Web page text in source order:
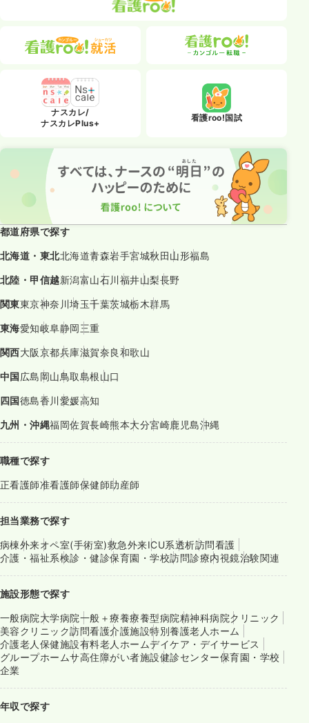
ナスカレ/
ナスカレPlus+
看護roo!国試
都道府県で探す
北海道・東北北海道青森岩手宮城秋田山形福島
北陸・甲信越新潟富山石川福井山梨長野
関東東京神奈川埼玉千葉茨城栃木群馬
東海愛知岐阜静岡三重
関西大阪京都兵庫滋賀奈良和歌山
中国広島岡山鳥取島根山口
四国徳島香川愛媛高知
九州・沖縄福岡佐賀長崎熊本大分宮崎鹿児島沖縄
職種で探す
正看護師准看護師保健師助産師
担当業務で探す
病棟外来オペ室(手術室)救急外来ICU系透析訪問看護
介護・福祉系検診・健診保育園・学校訪問診療内視鏡治験関連
施設形態で探す
一般病院大学病院一般＋療養療養型病院精神科病院クリニック
美容クリニック訪問看護介護施設特別養護老人ホーム
介護老人保健施設有料老人ホームデイケア・デイサービス
グループホームサ高住障がい者施設健診センター保育園・学校
企業
年収で探す